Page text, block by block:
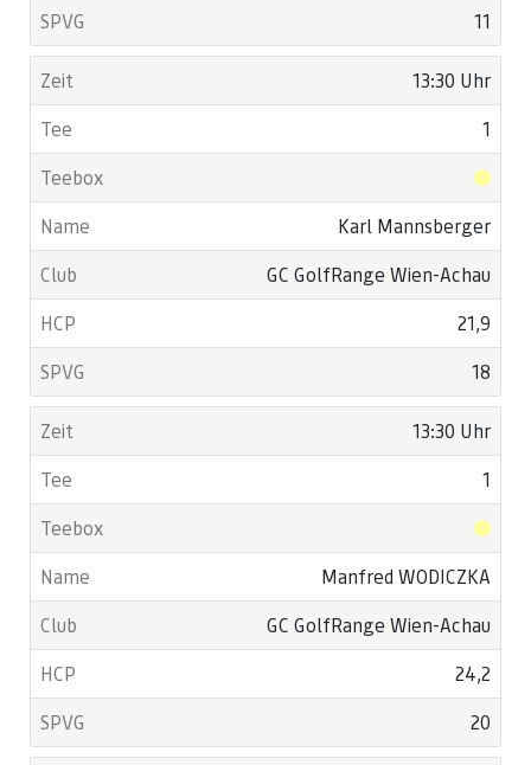
11
13:30 Uhr
1
Karl Mannsberger
GC GolfRange Wien-Achau
21,9
18
13:30 Uhr
1
Manfred WODICZKA
GC GolfRange Wien-Achau
24,2
20